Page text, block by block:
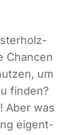
Chan­cen
um
fin­den?
Aber was
eigent­